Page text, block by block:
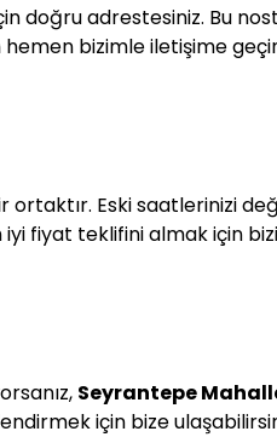
doğru adrestesiniz. Bu
bizimle iletişime
ortaktır. Eski saatlerinizi
iyi fiyat teklifini almak için
Seyrantepe
için bize